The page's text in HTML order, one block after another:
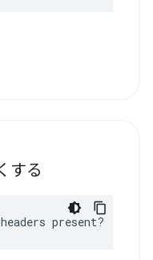
する
present?